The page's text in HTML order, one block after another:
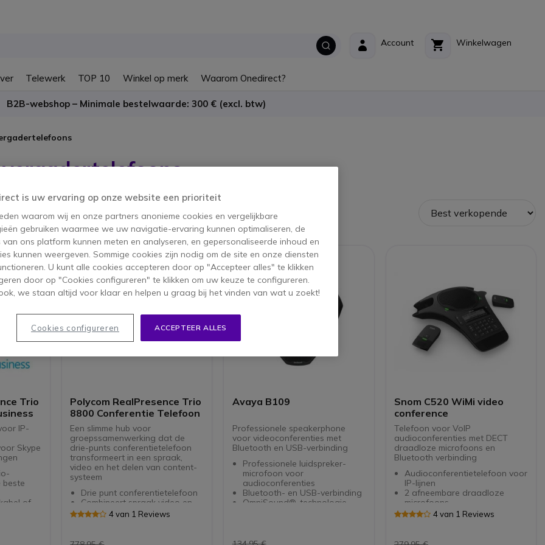
Winkelwagen
Account
Telewerk TOP 10 Winkel op merk Waarom Onedirect?
B2B-webshop – Minimale bestelwaarde: 300 € (excl. btw)
Trio
IP-
Skype
beste
of
Polycom RealPresence Trio
8800 Conferentie Telefoon
Een slimme hub voor
groepssamenwerking dat de
drie-punts conferentietelefoon
transformeert in een spraak,
video en het delen van content-
systeem
Drie punt conferentietelefoon
Combineert spraak video en
het delen van content
NoiseBlock
4 van 1 Reviews
Avaya B109
Professionele speakerphone
voor videoconferenties met
Bluetooth en USB-verbinding
Professionele luidspreker-
microfoon voor
audioconferenties
Bluetooth- en USB-verbinding
OmniSound®-technologie
Compatibiliteit met UC-
Snom C520 WiMi video
conference
Telefoon voor VoIP
audioconferenties met DECT
draadloze microfoons en
Bluetooth verbinding
Audioconferentietelefoon voor
IP-lijnen
2 afneembare draadloze
microfoons
Geïntegreerde handsfree
andere CS52-SP-modules
4 van 1 Reviews
is uw ervaring op onze website een prioriteit
waarom wij en onze partners anonieme cookies en vergelijkbare
gebruiken waarmee we uw navigatie-ervaring kunnen optimaliseren, de
ons platform kunnen meten en analyseren, en gepersonaliseerde inhoud en
kunnen weergeven. Sommige cookies zijn nodig om de site en onze diensten
U kunt alle cookies accepteren door op "Accepteer alles" te klikken
door op "Cookies configureren" te klikken om uw keuze te configureren.
we staan altijd voor klaar en helpen u graag bij het vinden van wat u zoekt!
ACCEPTEER ALLES
Cookies configureren